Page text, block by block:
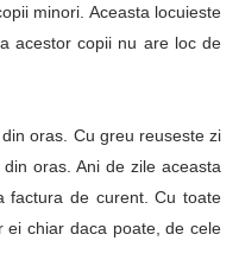
minori. Aceasta locuieste
acestor copii nu are loc de
oras. Cu greu reuseste zi
oras. Ani de zile aceasta
factura de curent. Cu toate
ei chiar daca poate, de cele